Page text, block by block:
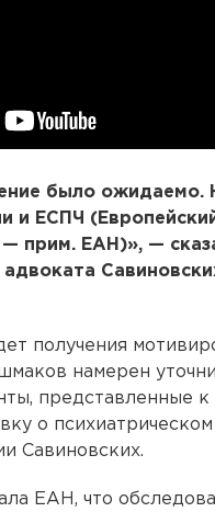
было ожидаемо.
и ЕСПЧ
— прим. ЕАН)», —
адвоката
получения
намерен
представленные
о психиатрическом
Савиновских.
ЕАН, что